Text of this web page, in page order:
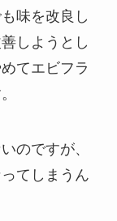
味を改良し
しようとし
てエビフラ
のですが、
てしまうん